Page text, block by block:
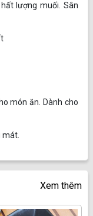
lượng muối. Sân
món ăn. Dành cho
mát.
Xem thêm